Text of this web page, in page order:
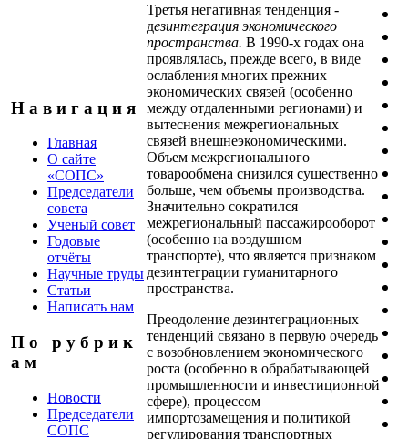
Н а в и г а ц и я
Главная
О сайте
«СОПС»
Председатели
совета
Ученый совет
Годовые
отчёты
Научные труды
Статьи
Написать нам
П о р у б р и к
а м
Новости
Председатели
СОПС
Третья негативная тенденция -
дезинтеграция экономического
пространства. В 1990-х годах она
проявлялась, прежде всего, в виде
ослабления многих прежних
экономических связей (особенно
между отдаленными регионами) и
вытеснения межрегиональных
связей внешнеэкономическими.
Объем межрегионального
товарообмена снизился существенно
больше, чем объемы производства.
Значительно сократился
межрегиональный пассажирооборот
(особенно на воздушном
транспорте), что является признаком
дезинтеграции гуманитарного
пространства.
Преодоление дезинтеграционных
тенденций связано в первую очередь
с возобновлением экономического
роста (особенно в обрабатывающей
промышленности и инвестиционной
сфере), процессом
импортозамещения и политикой
регулирования транспортных